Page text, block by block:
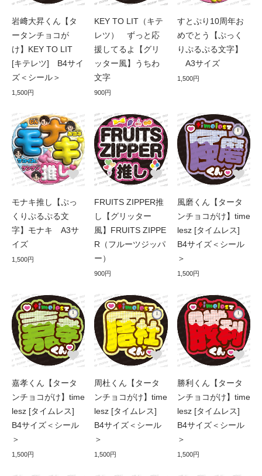
岩﨑大昇くん【タ
ータンチョコが
け】KEY TO LIT
[キテレツ] B4サイ
ズ＜シール＞
1,500円
KEY TO LIT（キテ
レツ） ずっと応
援してるよ【グリ
ッター風】うちわ
文字
900円
すとぷり10周年お
めでとう【ぷっく
りぷるぷる文字】
A3サイズ
1,500円
モナキ推し【ぷっ
くりぷるぷる文
字】モナキ A3サ
イズ
1,500円
FRUITS ZIPPER推
し【グリッター
風】FRUITS ZIPPE
R（フルーツジッパ
ー）
900円
風磨くん【タータ
ンチョコがけ】time
lesz [タイムレス]
B4サイズ＜シール
＞
1,500円
嘉孝くん【タータ
ンチョコがけ】time
lesz [タイムレス]
B4サイズ＜シール
＞
1,500円
周杜くん【タータ
ンチョコがけ】time
lesz [タイムレス]
B4サイズ＜シール
＞
1,500円
勝利くん【タータ
ンチョコがけ】time
lesz [タイムレス]
B4サイズ＜シール
＞
1,500円